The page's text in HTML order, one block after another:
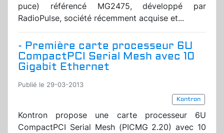
puce) référencé MG2475, développé par
RadioPulse, société récemment acquise et...
- Première carte processeur 6U
CompactPCI Serial Mesh avec 10
Gigabit Ethernet
Publié le 29-03-2013
Kontron
Kontron propose une carte processeur 6U
CompactPCI Serial Mesh (PICMG 2.20) avec 10